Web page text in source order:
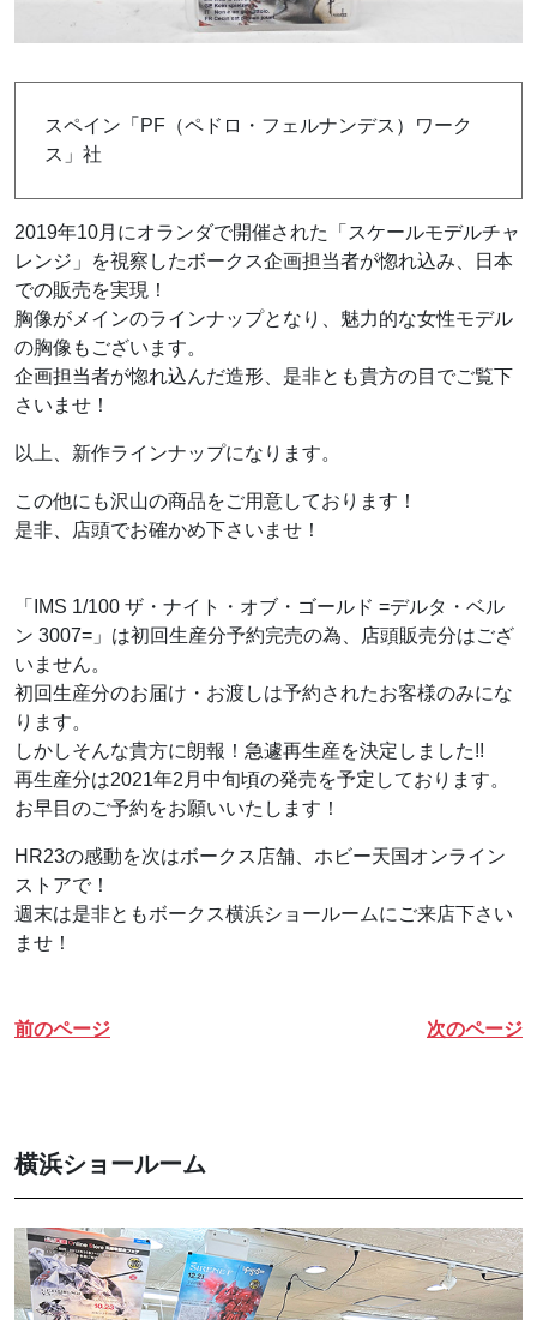
スペイン「PF（ペドロ・フェルナンデス）ワーク
ス」社
2019年10月にオランダで開催された「スケールモデルチャ
レンジ」を視察したボークス企画担当者が惚れ込み、日本
での販売を実現！
胸像がメインのラインナップとなり、魅力的な女性モデル
の胸像もございます。
企画担当者が惚れ込んだ造形、是非とも貴方の目でご覧下
さいませ！
以上、新作ラインナップになります。
この他にも沢山の商品をご用意しております！
是非、店頭でお確かめ下さいませ！
「IMS 1/100 ザ・ナイト・オブ・ゴールド =デルタ・ベル
ン 3007=」は初回生産分予約完売の為、店頭販売分はござ
いません。
初回生産分のお届け・お渡しは予約されたお客様のみにな
ります。
しかしそんな貴方に朗報！急遽再生産を決定しました!!
再生産分は2021年2月中旬頃の発売を予定しております。
お早目のご予約をお願いいたします！
HR23の感動を次はボークス店舗、ホビー天国オンライン
ストアで！
週末は是非ともボークス横浜ショールームにご来店下さい
ませ！
前のページ 次のページ
横浜ショールーム